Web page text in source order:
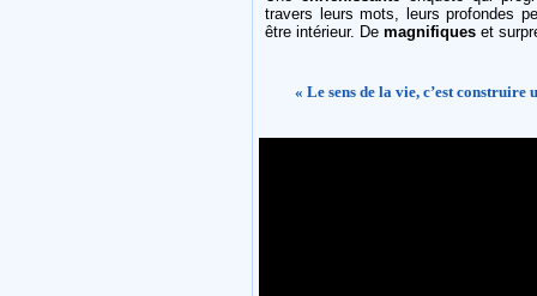
travers leurs mots, leurs profondes
être intérieur. De magnifiques et
« Le sens de la vie, c’est